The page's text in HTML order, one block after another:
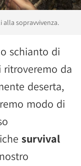
alla sopravvivenza.
schianto di
ritroveremo da
deserta,
modo di
survival